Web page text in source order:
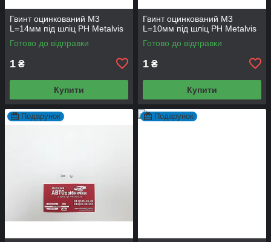
Гвинт оцинкований М3
L=14мм під шліц PH Metalvis
Готово до відправки
1 ₴
Купити
Гвинт оцинкований М3
L=10мм під шліц PH Metalvis
Готово до відправки
1 ₴
Купити
Подарунок Подарунок